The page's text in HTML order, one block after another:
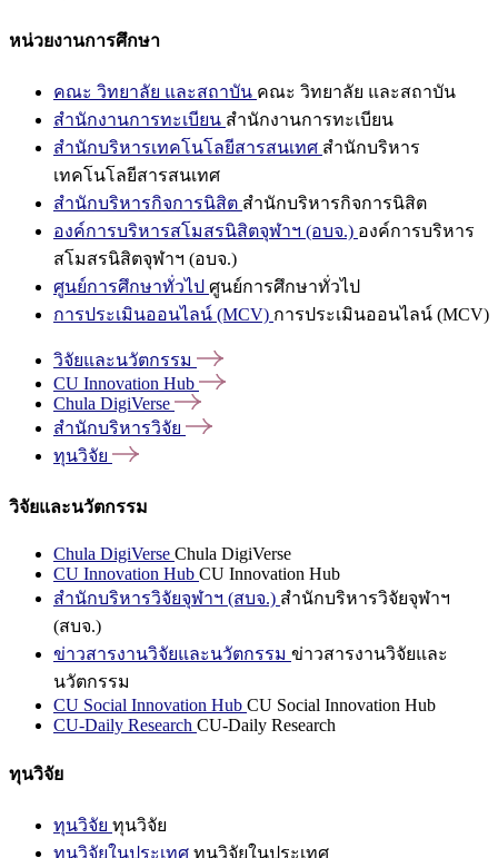
หน่วยงานการศึกษา
คณะ วิทยาลัย และสถาบัน คณะ วิทยาลัย และสถาบัน
สำนักงานการทะเบียน สำนักงานการทะเบียน
สำนักบริหารเทคโนโลยีสารสนเทศ สำนักบริหาร
เทคโนโลยีสารสนเทศ
สำนักบริหารกิจการนิสิต สำนักบริหารกิจการนิสิต
องค์การบริหารสโมสรนิสิตจุฬาฯ (อบจ.) องค์การบริหาร
สโมสรนิสิตจุฬาฯ (อบจ.)
ศูนย์การศึกษาทั่วไป ศูนย์การศึกษาทั่วไป
การประเมินออนไลน์ (MCV) การประเมินออนไลน์ (MCV)
วิจัยและนวัตกรรม
CU Innovation Hub
Chula DigiVerse
สำนักบริหารวิจัย
ทุนวิจัย
วิจัยและนวัตกรรม
Chula DigiVerse Chula DigiVerse
CU Innovation Hub CU Innovation Hub
สำนักบริหารวิจัยจุฬาฯ (สบจ.) สำนักบริหารวิจัยจุฬาฯ
(สบจ.)
ข่าวสารงานวิจัยและนวัตกรรม ข่าวสารงานวิจัยและ
นวัตกรรม
CU Social Innovation Hub CU Social Innovation Hub
CU-Daily Research CU-Daily Research
ทุนวิจัย
ทุนวิจัย ทุนวิจัย
ทุนวิจัยในประเทศ ทุนวิจัยในประเทศ